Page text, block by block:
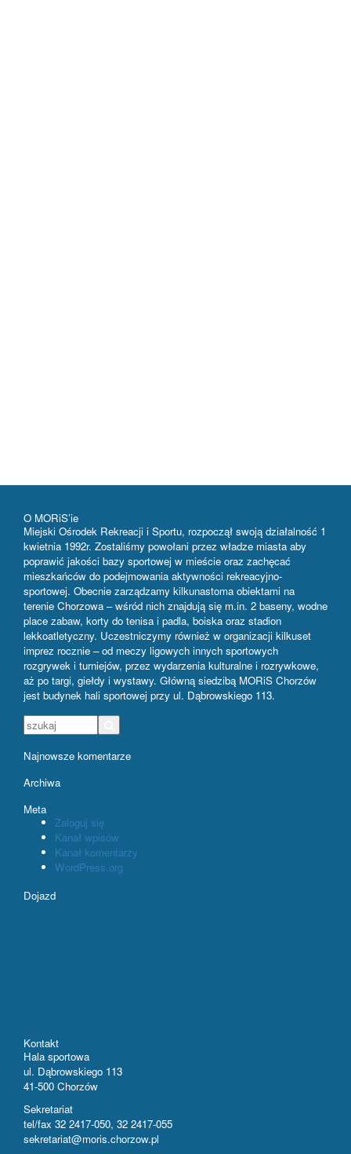
O MORiS’ie
Miejski Ośrodek Rekreacji i Sportu, rozpoczął swoją działalność 1
kwietnia 1992r. Zostaliśmy powołani przez władze miasta aby
poprawić jakości bazy sportowej w mieście oraz zachęcać
mieszkańców do podejmowania aktywności rekreacyjno-
sportowej. Obecnie zarządzamy kilkunastoma obiektami na
terenie Chorzowa – wśród nich znajdują się m.in. 2 baseny, wodne
place zabaw, korty do tenisa i padla, boiska oraz stadion
lekkoatletyczny. Uczestniczymy również w organizacji kilkuset
imprez rocznie – od meczy ligowych innych sportowych
rozgrywek i turniejów, przez wydarzenia kulturalne i rozrywkowe,
aż po targi, giełdy i wystawy. Główną siedzibą MORiS Chorzów
jest budynek hali sportowej przy ul. Dąbrowskiego 113.
Najnowsze komentarze
Archiwa
Meta
Zaloguj się
Kanał wpisów
Kanał komentarzy
WordPress.org
Dojazd
Kontakt
Hala sportowa
ul. Dąbrowskiego 113
41-500 Chorzów
Sekretariat
tel/fax 32 2417-050, 32 2417-055
sekretariat@moris.chorzow.pl